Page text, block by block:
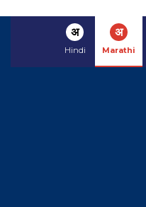
अ
Hindi
अ
Marathi